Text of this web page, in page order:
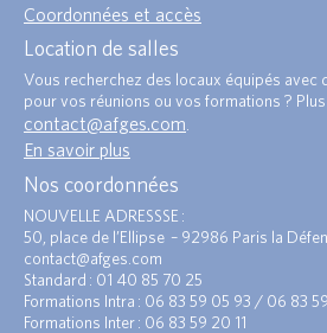
Coordonnées et accès
Location de salles
Vous recherchez des locaux équipés avec
pour vos réunions ou vos formations ? Plus
contact@afges.com.
En savoir plus
Nos coordonnées
NOUVELLE ADRESSSE :
50, place de l’Ellipse – 92986 Paris la
contact@afges.com
Standard : 01 40 85 70 25
Formations Intra : 06 83 59 05 93 / 06 83
Formations Inter : 06 83 59 20 11